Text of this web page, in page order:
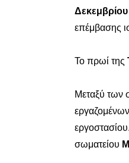
επέμβασης
Το πρωί της
Μεταξύ των
σωματείου